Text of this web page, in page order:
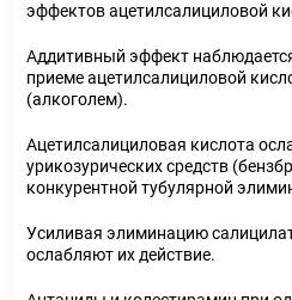
эффектов ацетилсалициловой
Аддитивный эффект
приеме ацетилсалициловой
(алкоголем).
Ацетилсалициловая кислота
урикозурических средств
конкурентной тубулярной
Усиливая элиминацию
ослабляют их действие.